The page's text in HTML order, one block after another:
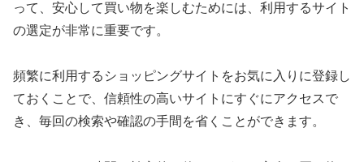
って、安心して買い物を楽しむためには、利用するサイト
の選定が非常に重要です。
頻繁に利用するショッピングサイトをお気に入りに登録し
ておくことで、信頼性の高いサイトにすぐにアクセスで
き、毎回の検索や確認の手間を省くことができます。